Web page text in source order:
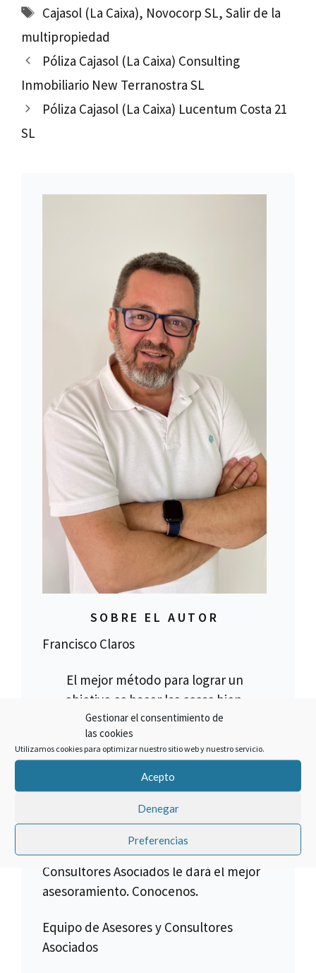
Gestionar el consentimiento de
las cookies
Utilizamos cookies para optimizar nuestro sitio web y nuestro servicio.
Acepto
Denegar
Preferencias
Etiquetas
Cajasol (La Caixa), Novocorp SL,Salir de la
multipropiedad
Póliza Cajasol (La Caixa) Consulting
Inmobiliario New Terranostra SL
Póliza Cajasol (La Caixa) Lucentum Costa 21
SL
SOBRE EL AUTOR
Francisco Claros
El mejor método para lograr un
objetivo es hacer las cosas bien.
Cancelar un crédito asociado a la
compra de una multipropiedad es lo
que hacemos, pero no todos los
créditos son anulables, para ello es
documentación.
El equipo jurídico de Asesores y
Consultores Asociados le dará el mejor
asesoramiento. Conocenos.
Equipo de Asesores y Consultores
Asociados